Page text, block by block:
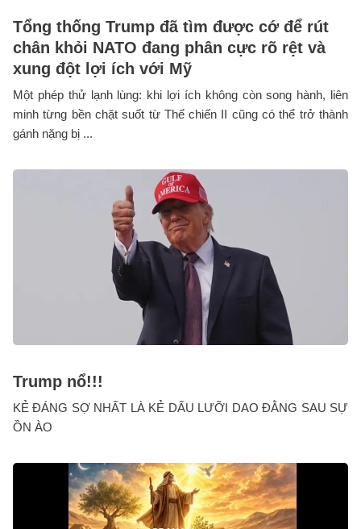
Tổng thống Trump đã tìm được cớ để rút
chân khỏi NATO đang phân cực rõ rệt và
xung đột lợi ích với Mỹ
Một phép thử lạnh lùng: khi lợi ích không còn song hành, liên
minh từng bền chặt suốt từ Thế chiến II cũng có thể trở thành
gánh nặng bị ...
Trump nổ!!!
KẺ ĐÁNG SỢ NHẤT LÀ KẺ DẤU LƯỠI DAO ĐẰNG SAU SỰ
ỒN ÀO